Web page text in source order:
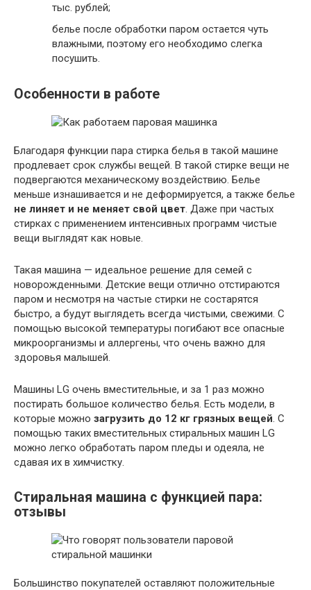
тыс. рублей;
белье после обработки паром остается чуть
влажными, поэтому его необходимо слегка
посушить.
Особенности в работе
Благодаря функции пара стирка белья в такой машине
продлевает срок службы вещей. В такой стирке вещи не
подвергаются механическому воздействию. Белье
меньше изнашивается и не деформируется, а также белье
не линяет и не меняет свой цвет . Даже при частых
стирках с применением интенсивных программ чистые
вещи выглядят как новые.
Такая машина — идеальное решение для семей с
новорожденными. Детские вещи отлично отстираются
паром и несмотря на частые стирки не состарятся
быстро, а будут выглядеть всегда чистыми, свежими. С
помощью высокой температуры погибают все опасные
микроорганизмы и аллергены, что очень важно для
здоровья малышей.
Машины LG очень вместительные, и за 1 раз можно
постирать большое количество белья. Есть модели, в
которые можно загрузить до 12 кг грязных вещей . С
помощью таких вместительных стиральных машин LG
можно легко обработать паром пледы и одеяла, не
сдавая их в химчистку.
Стиральная машина с функцией пара:
отзывы
Большинство покупателей оставляют положительные